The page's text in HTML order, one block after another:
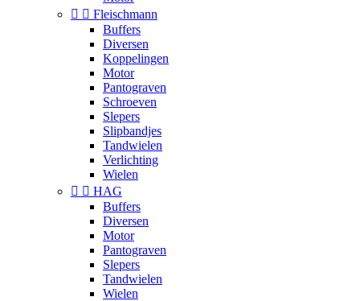
  Fleischmann
Buffers
Diversen
Koppelingen
Motor
Pantograven
Schroeven
Slepers
Slipbandjes
Tandwielen
Verlichting
Wielen
  HAG
Buffers
Diversen
Motor
Pantograven
Slepers
Tandwielen
Wielen